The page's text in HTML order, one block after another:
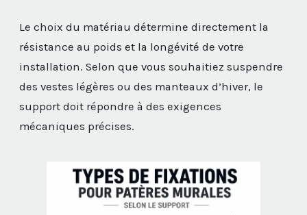
Le choix du matériau détermine directement la
résistance au poids et la longévité de votre
installation. Selon que vous souhaitiez suspendre
des vestes légères ou des manteaux d’hiver, le
support doit répondre à des exigences
mécaniques précises.